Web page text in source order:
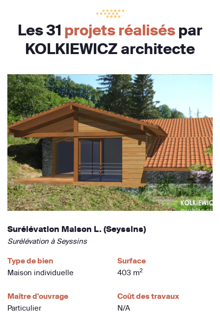
Les 31 projets réaliséspar
KOLKIEWICZ architecte
Surélévation Maison L. (Seyssins)
Surélévation à Seyssins
Type de bien
Maison individuelle
Surface
403 m2
Maître d'ouvrage
Particulier
Coût des travaux
N/A